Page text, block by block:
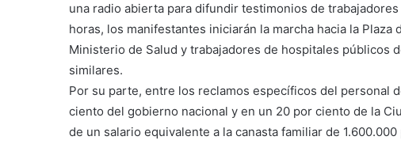
una radio abierta para difundir testimonios de
horas, los manifestantes iniciarán la marcha hacia la
Ministerio de Salud y trabajadores de hospitales públicos
similares.
Por su parte, entre los reclamos específicos del personal
ciento del gobierno nacional y en un 20 por ciento de la
de un salario equivalente a la canasta familiar de